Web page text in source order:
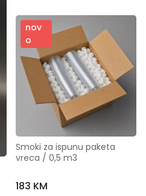
nov
o
Smoki za ispunu paketa
vreca / 0,5 m3
183 KM